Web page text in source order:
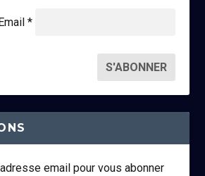
*
email pour vous abonner